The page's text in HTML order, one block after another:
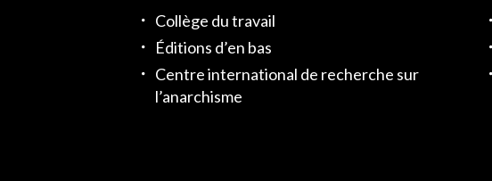
Collège du travail
Éditions d’en bas
Centre international de recherche sur
l’anarchisme